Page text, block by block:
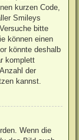
kurzen Code,
Smileys
bitte
können einen
könnte deshalb
komplett
der
kannst.
Wenn die